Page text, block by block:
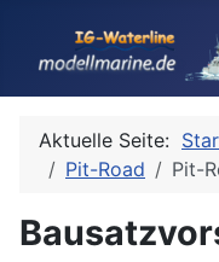
Aktuelle Seite:
Pit-Road
Pit-